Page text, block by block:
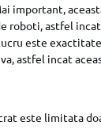
important,
roboti, astfel
este
astfel incat
este limitata